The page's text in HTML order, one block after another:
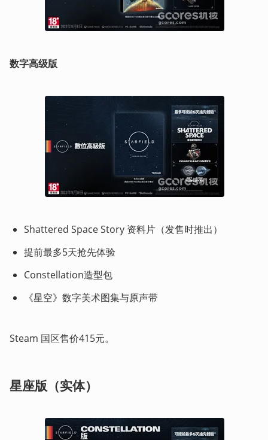
数字高级版
Shattered Space Story 资料片（发售时推出）
提前最多5天抢先体验
Constellation造型包
《星空》数字美术图集与原声带
Steam 国区售价415元。
星座版（实体）